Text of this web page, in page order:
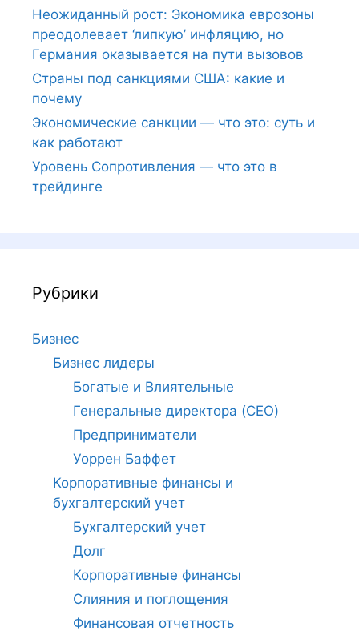
Неожиданный рост: Экономика еврозоны
преодолевает ‘липкую’ инфляцию, но
Германия оказывается на пути вызовов
Страны под санкциями США: какие и
почему
Экономические санкции — что это: суть и
как работают
Уровень Сопротивления — что это в
трейдинге
Рубрики
Бизнес
Бизнес лидеры
Богатые и Влиятельные
Генеральные директора (CEO)
Предприниматели
Уоррен Баффет
Корпоративные финансы и
бухгалтерский учет
Бухгалтерский учет
Долг
Корпоративные финансы
Слияния и поглощения
Финансовая отчетность